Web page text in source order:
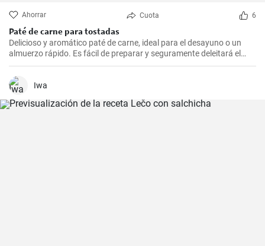
Ahorrar Cuota 6
Paté de carne para tostadas
Delicioso y aromático paté de carne, ideal para el desayuno o un
almuerzo rápido. Es fácil de preparar y seguramente deleitará el
paladar de todos los amantes de la carne.
Iwa